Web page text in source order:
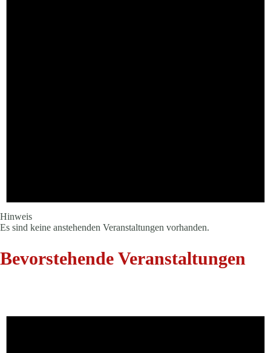
Hinweis
Es sind keine anstehenden Veranstaltungen vorhanden.
Bevorstehende Veranstaltungen